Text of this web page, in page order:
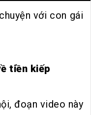
với con gái
tiền kiếp
đoạn video này